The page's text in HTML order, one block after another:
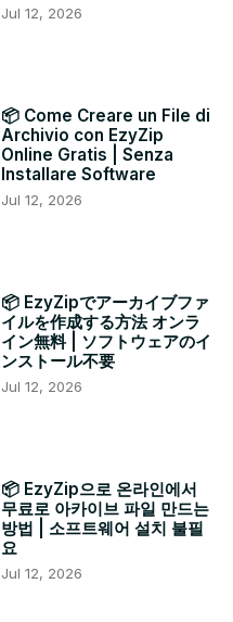
Jul 12, 2026
📦 Come Creare un File di
Archivio con EzyZip
Online Gratis | Senza
Installare Software
Jul 12, 2026
📦 EzyZipでアーカイブファ
イルを作成する方法 オンラ
イン無料 | ソフトウェアのイ
ンストール不要
Jul 12, 2026
📦 EzyZip으로 온라인에서
무료로 아카이브 파일 만드는
방법 | 소프트웨어 설치 불필
요
Jul 12, 2026